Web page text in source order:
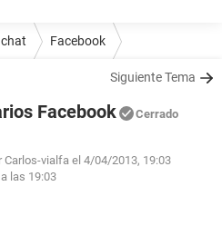
Facebook
Siguiente Tema
Facebook Cerrado
Carlos-vialfa el 4/04/2013, 19:03
las 19:03